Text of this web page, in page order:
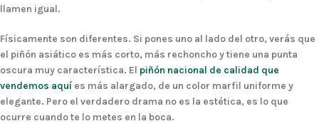
llamen igual.
Físicamente son diferentes. Si pones uno al lado del otro, verás que
el piñón asiático es más corto, más rechoncho y tiene una punta
oscura muy característica. El piñón nacional de calidad que
vendemos aquí es más alargado, de un color marfil uniforme y
elegante. Pero el verdadero drama no es la estética, es lo que
ocurre cuando te lo metes en la boca.